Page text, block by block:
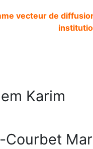
vecteur de
Karim
Courbet